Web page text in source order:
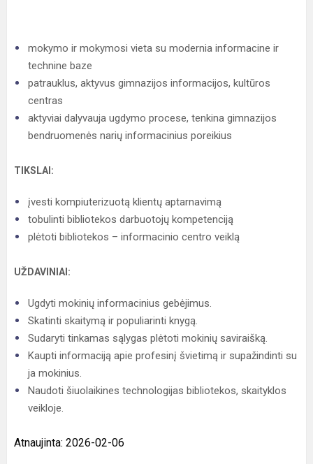
mokymo ir mokymosi vieta su modernia informacine ir
technine baze
patrauklus, aktyvus gimnazijos informacijos, kultūros
centras
aktyviai dalyvauja ugdymo procese, tenkina gimnazijos
bendruomenės narių informacinius poreikius
TIKSLAI:
įvesti kompiuterizuotą klientų aptarnavimą
tobulinti bibliotekos darbuotojų kompetenciją
plėtoti bibliotekos – informacinio centro veiklą
UŽDAVINIAI:
Ugdyti mokinių informacinius gebėjimus.
Skatinti skaitymą ir populiarinti knygą.
Sudaryti tinkamas sąlygas plėtoti mokinių saviraišką.
Kaupti informaciją apie profesinį švietimą ir supažindinti su
ja mokinius.
Naudoti šiuolaikines technologijas bibliotekos, skaityklos
veikloje.
Atnaujinta: 2026-02-06